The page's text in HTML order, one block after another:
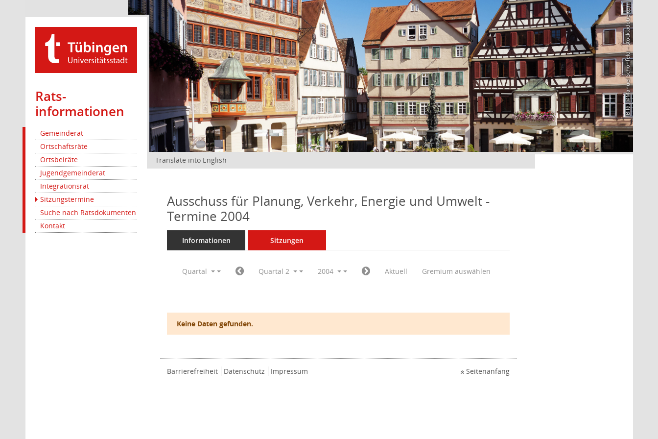
Rats­
informationen
Gemeinderat
Ortschaftsräte
Ortsbeiräte
Jugendgemeinderat
Integrationsrat
Sitzungstermine
Suche nach Ratsdokumenten
Kontakt
Bild: @Manuel Schönfeld – stock.adobe.com
Translate into English
Ausschuss für Planung, Verkehr, Energie und Umwelt -
Termine 2004
Informationen Sitzungen
Quartal Quartal 2 2004 Aktuell Gremium auswählen
Keine Daten gefunden.
Barrierefreiheit Datenschutz Impressum Seitenanfang